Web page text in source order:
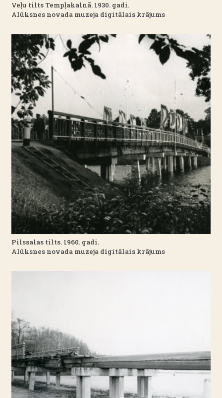
Veļu tilts Tempļakalnā. 1930. gadi.
Alūksnes novada muzeja digitālais krājums
Pilssalas tilts. 1960. gadi.
Alūksnes novada muzeja digitālais krājums